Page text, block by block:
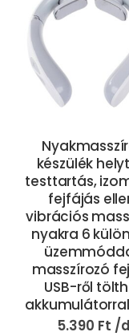
készülék
testtartás,
fejfájás
vibrációs
nyakra 6
masszírozó
USB-ről
5.390 Ft